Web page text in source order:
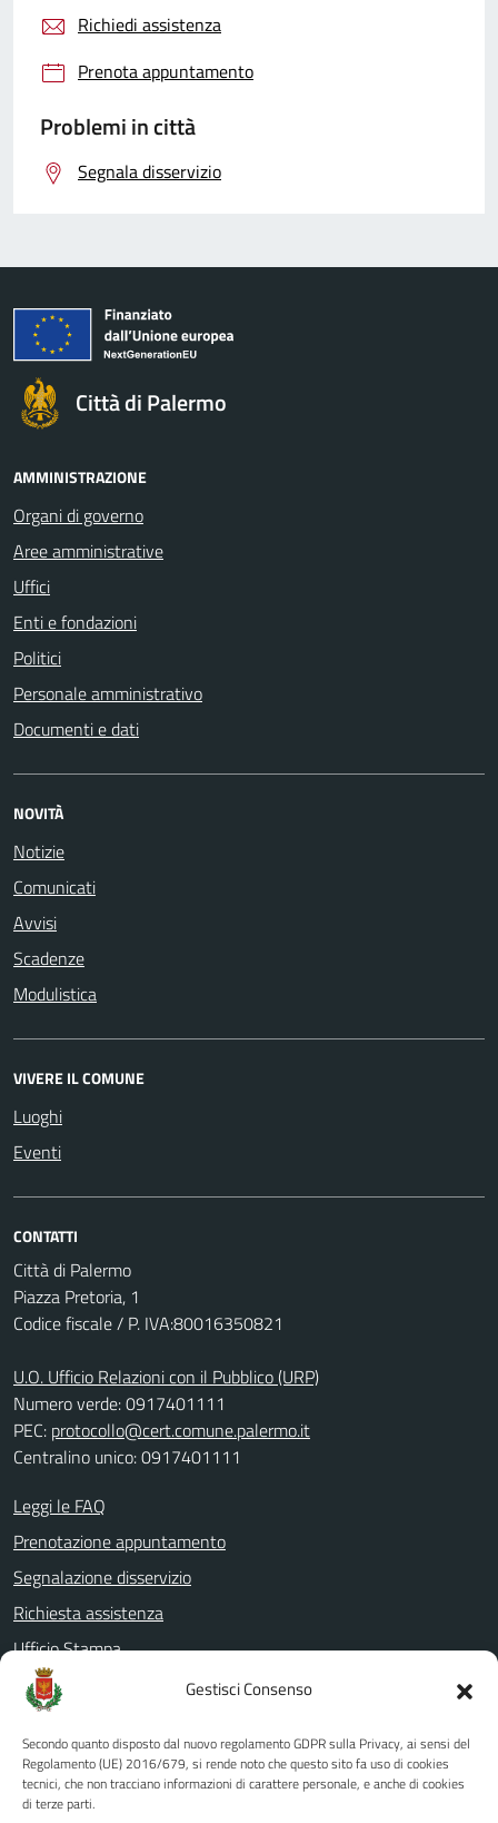
Gestisci Consenso
Secondo quanto disposto dal nuovo regolamento GDPR sulla Privacy, ai sensi del
Regolamento (UE) 2016/679, si rende noto che questo sito fa uso di cookies
tecnici, che non tracciano informazioni di carattere personale, e anche di cookies
di terze parti.
Richiedi assistenza
Prenota appuntamento
Problemi in città
Segnala disservizio
Città di Palermo
AMMINISTRAZIONE
Organi di governo
Aree amministrative
Uffici
Enti e fondazioni
Politici
Personale amministrativo
Documenti e dati
NOVITÀ
Notizie
Comunicati
Avvisi
Scadenze
Modulistica
VIVERE IL COMUNE
Luoghi
Eventi
CONTATTI
Città di Palermo
Piazza Pretoria, 1
Codice fiscale / P. IVA:80016350821
U.O. Ufficio Relazioni con il Pubblico (URP)
Numero verde: 0917401111
PEC: protocollo@cert.comune.palermo.it
Centralino unico: 0917401111
Leggi le FAQ
Prenotazione appuntamento
Segnalazione disservizio
Richiesta assistenza
Ufficio Stampa
Amministrazione Trasparente
Albo pretorio
Informativa privacy
Note legali